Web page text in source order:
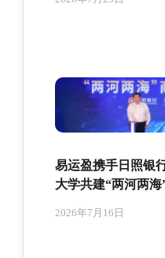
易运盈携手日照银
大学共建“两河两
2026年7月16日